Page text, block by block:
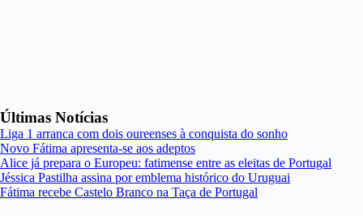
Últimas Notícias
Liga 1 arranca com dois oureenses à conquista do sonho
Novo Fátima apresenta-se aos adeptos
Alice já prepara o Europeu: fatimense entre as eleitas de Portugal
Jéssica Pastilha assina por emblema histórico do Uruguai
Fátima recebe Castelo Branco na Taça de Portugal